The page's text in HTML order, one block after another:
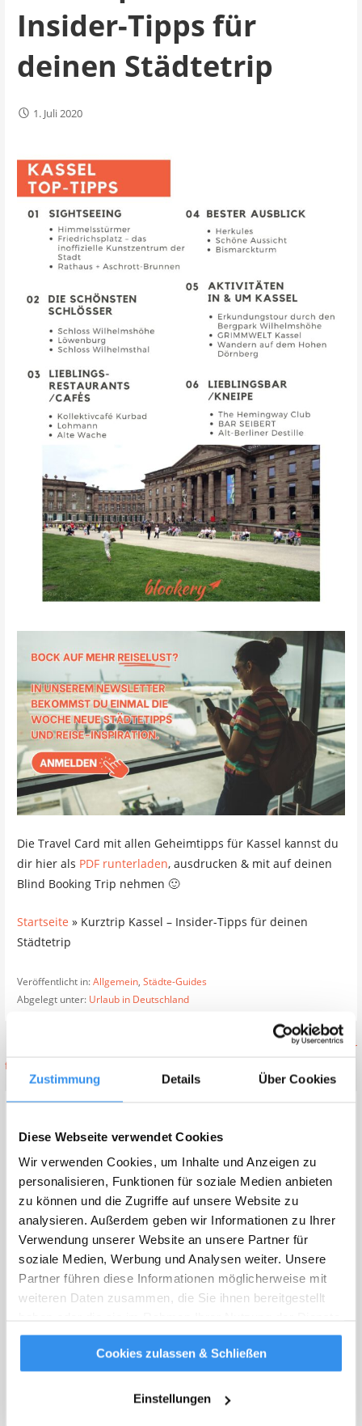
Zustimmung Details Über Cookies
Diese Webseite verwendet Cookies
Wir verwenden Cookies, um Inhalte und Anzeigen zu
personalisieren, Funktionen für soziale Medien anbieten
zu können und die Zugriffe auf unsere Website zu
analysieren. Außerdem geben wir Informationen zu Ihrer
Verwendung unserer Website an unsere Partner für
soziale Medien, Werbung und Analysen weiter. Unsere
Partner führen diese Informationen möglicherweise mit
weiteren Daten zusammen, die Sie ihnen bereitgestellt
gesammelt haben.Weitere Infos
Cookies zulassen & Schließen
Einstellungen
Insider-Tipps für
deinen Städtetrip
1. Juli 2020
Die Travel Card mit allen Geheimtipps für Kassel kannst du
dir hier als PDF runterladen, ausdrucken & mit auf deinen
Blind Booking Trip nehmen 🙂
Startseite » Kurztrip Kassel – Insider-Tipps für deinen
Städtetrip
Veröffentlicht in:Allgemein, Städte-Guides
Abgelegt unter: Urlaub in Deutschland
für deinen Städtetrip
Kurztrip Koblenz – Insider-Tipps für
Felder sind mit* markiert
Kommentar*